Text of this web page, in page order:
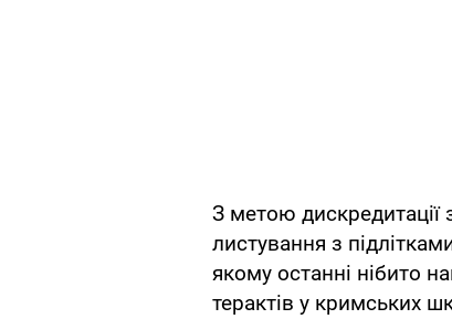
З метою
листування з
якому останні нібито
терактів у кримських